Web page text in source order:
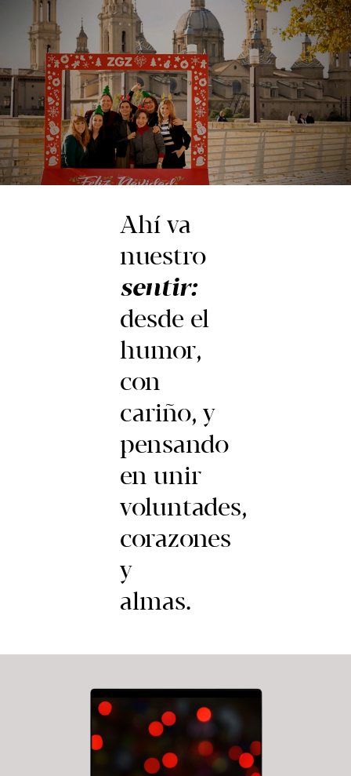
Ahí va
nuestro
sentir:
desde el
humor,
con
cariño, y
pensando
en unir
voluntades,
corazones
y
almas.